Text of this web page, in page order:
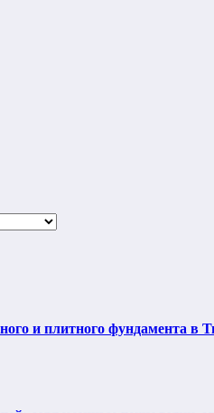
и плитного фундамента в